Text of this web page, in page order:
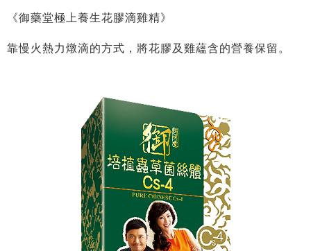
《御藥堂極上養生花膠滴雞精》
靠慢火熱力燉滴的方式，將花膠及雞蘊含的營養保留。